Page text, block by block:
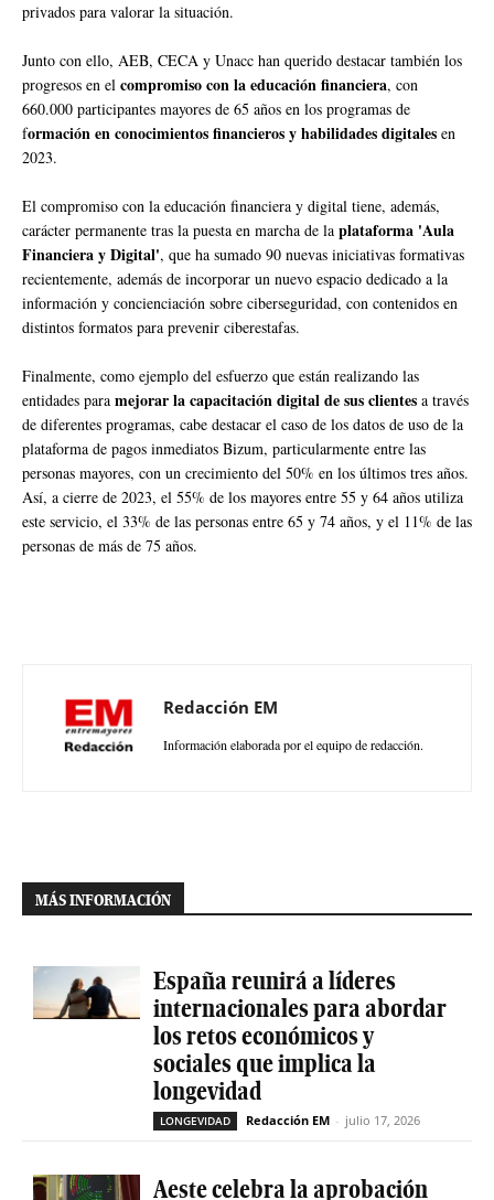
privados para valorar la situación.
Junto con ello, AEB, CECA y Unacc han querido destacar también los
progresos en el compromiso con la educación financiera, con
660.000 participantes mayores de 65 años en los programas de
formación en conocimientos financieros y habilidades digitales en
2023.
El compromiso con la educación financiera y digital tiene, además,
carácter permanente tras la puesta en marcha de la plataforma 'Aula
Financiera y Digital', que ha sumado 90 nuevas iniciativas formativas
recientemente, además de incorporar un nuevo espacio dedicado a la
información y concienciación sobre ciberseguridad, con contenidos en
distintos formatos para prevenir ciberestafas.
Finalmente, como ejemplo del esfuerzo que están realizando las
entidades para mejorar la capacitación digital de sus clientes a través
de diferentes programas, cabe destacar el caso de los datos de uso de la
plataforma de pagos inmediatos Bizum, particularmente entre las
personas mayores, con un crecimiento del 50% en los últimos tres años.
Así, a cierre de 2023, el 55% de los mayores entre 55 y 64 años utiliza
este servicio, el 33% de las personas entre 65 y 74 años, y el 11% de las
personas de más de 75 años.
Redacción EM
Información elaborada por el equipo de redacción.
MÁS INFORMACIÓN
España reunirá a líderes
internacionales para abordar
los retos económicos y
sociales que implica la
longevidad
LONGEVIDAD Redacción EM - julio 17, 2026
Aeste celebra la aprobación